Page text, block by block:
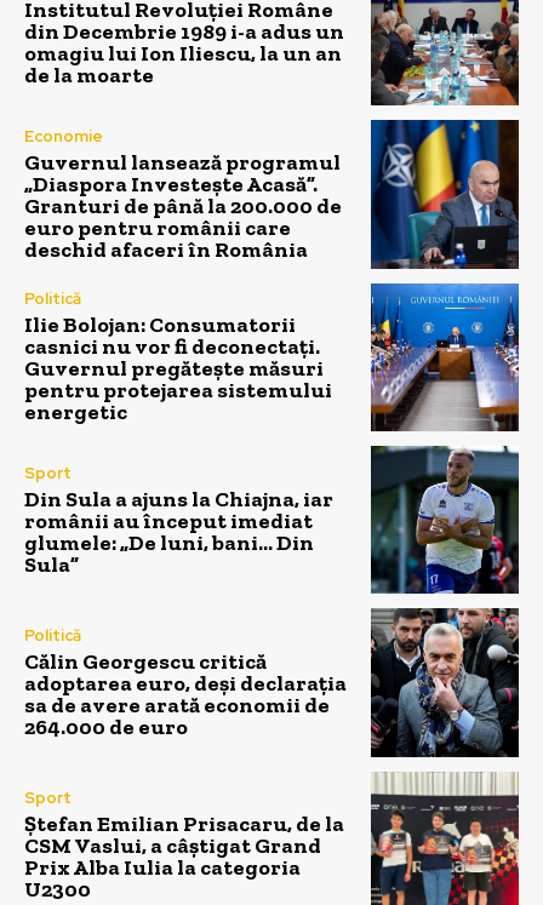
Institutul Revoluției Române
din Decembrie 1989 i-a adus un
omagiu lui Ion Iliescu, la un an
de la moarte
Economie
Guvernul lansează programul
„Diaspora Investește Acasă”.
Granturi de până la 200.000 de
euro pentru românii care
deschid afaceri în România
Politică
Ilie Bolojan: Consumatorii
casnici nu vor fi deconectați.
Guvernul pregătește măsuri
pentru protejarea sistemului
energetic
Sport
Din Sula a ajuns la Chiajna, iar
românii au început imediat
glumele: „De luni, bani… Din
Sula”
Politică
Călin Georgescu critică
adoptarea euro, deși declarația
sa de avere arată economii de
264.000 de euro
Sport
Ștefan Emilian Prisacaru, de la
CSM Vaslui, a câștigat Grand
Prix Alba Iulia la categoria
U2300